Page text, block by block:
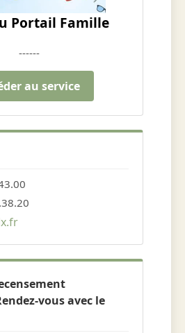
Portail Famille
------
au service
vous avec le